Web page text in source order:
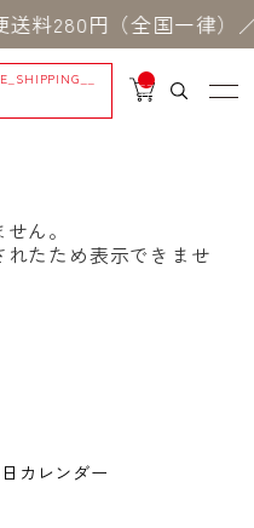
280円（全国一律）
__
IT
ん。
たため表示できませ
カレンダー